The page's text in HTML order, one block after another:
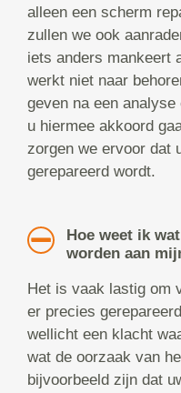
alleen een scherm
zullen we ook
iets anders mankeert
werkt niet naar
geven na een
u hiermee akkoord
zorgen we ervoor dat
gerepareerd wordt.
Hoe weet ik
worden aan
Het is vaak lastig om
er precies
wellicht een klacht
wat de oorzaak van
bijvoorbeeld zijn dat